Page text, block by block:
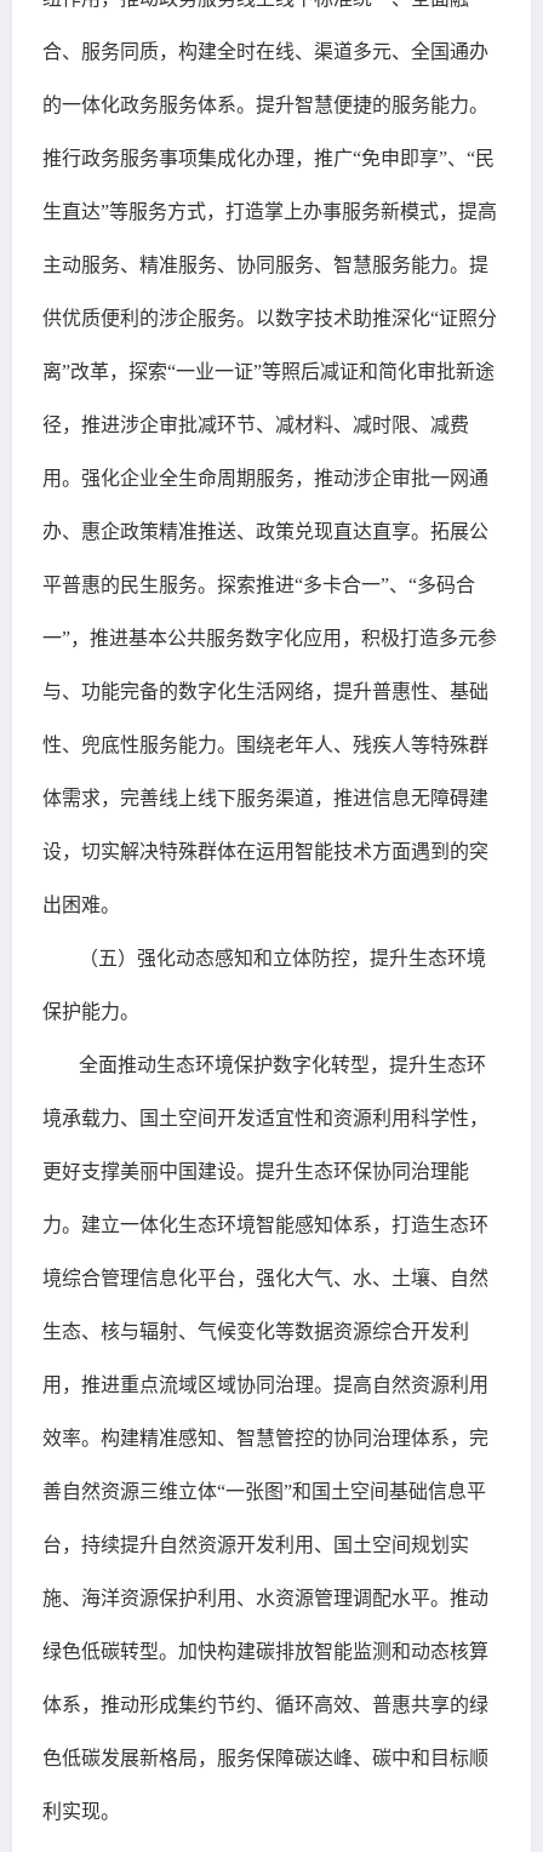
合、服务同质，构建全时在线、渠道多元、全国通办
的一体化政务服务体系。提升智慧便捷的服务能力。
推行政务服务事项集成化办理，推广“免申即享”、“民
生直达”等服务方式，打造掌上办事服务新模式，提高
主动服务、精准服务、协同服务、智慧服务能力。提
供优质便利的涉企服务。以数字技术助推深化“证照分
离”改革，探索“一业一证”等照后减证和简化审批新途
径，推进涉企审批减环节、减材料、减时限、减费
用。强化企业全生命周期服务，推动涉企审批一网通
办、惠企政策精准推送、政策兑现直达直享。拓展公
平普惠的民生服务。探索推进“多卡合一”、“多码合
一”，推进基本公共服务数字化应用，积极打造多元参
与、功能完备的数字化生活网络，提升普惠性、基础
性、兜底性服务能力。围绕老年人、残疾人等特殊群
体需求，完善线上线下服务渠道，推进信息无障碍建
设，切实解决特殊群体在运用智能技术方面遇到的突
出困难。
（五）强化动态感知和立体防控，提升生态环境
保护能力。
全面推动生态环境保护数字化转型，提升生态环
境承载力、国土空间开发适宜性和资源利用科学性，
更好支撑美丽中国建设。提升生态环保协同治理能
力。建立一体化生态环境智能感知体系，打造生态环
境综合管理信息化平台，强化大气、水、土壤、自然
生态、核与辐射、气候变化等数据资源综合开发利
用，推进重点流域区域协同治理。提高自然资源利用
效率。构建精准感知、智慧管控的协同治理体系，完
善自然资源三维立体“一张图”和国土空间基础信息平
台，持续提升自然资源开发利用、国土空间规划实
施、海洋资源保护利用、水资源管理调配水平。推动
绿色低碳转型。加快构建碳排放智能监测和动态核算
体系，推动形成集约节约、循环高效、普惠共享的绿
色低碳发展新格局，服务保障碳达峰、碳中和目标顺
利实现。